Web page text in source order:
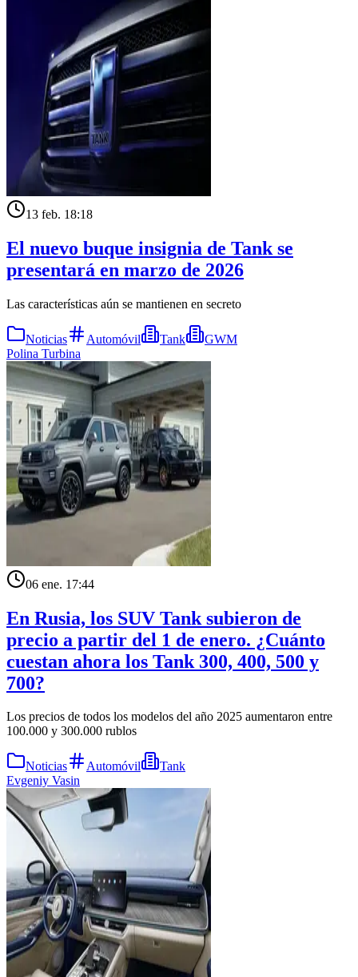
13 feb. 18:18
El nuevo buque insignia de Tank se
presentará en marzo de 2026
Las características aún se mantienen en secreto
Noticias Automóvil Tank
GWM
Polina Turbina
06 ene. 17:44
En Rusia, los SUV Tank subieron de
precio a partir del 1 de enero. ¿Cuánto
cuestan ahora los Tank 300, 400, 500 y
700?
Los precios de todos los modelos del año 2025 aumentaron entre
100.000 y 300.000 rublos
Noticias Automóvil
Tank
Evgeniy Vasin